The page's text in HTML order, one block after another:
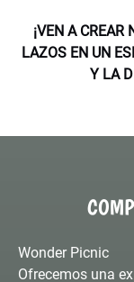
¡VEN A CREAR
LAZOS EN UN
Y LA
Wonder Picnic
Ofrecemos una